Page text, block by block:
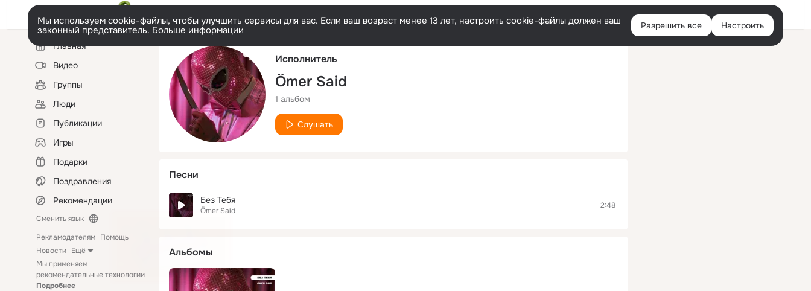
Русский Войти
Мы используем cookie-файлы, чтобы улучшить сервисы для вас. Если ваш возраст менее 13 лет, настроить cookie-файлы должен ваш
законный представитель. Больше информации Разрешить все Настроить
Левая
колонкаГлавная
Видео
Группы
Люди
Публикации
Игры
Подарки
Поздравления
Рекомендации
Сменить язык
Рекламодателям Помощь
Новости Ещё
Мы применяем
рекомендательные технологии
Подробнее
Исполнитель
Ömer Said
1 альбом
Слушать
Песни
Без Тебя
Ömer Said
2:48
Альбомы